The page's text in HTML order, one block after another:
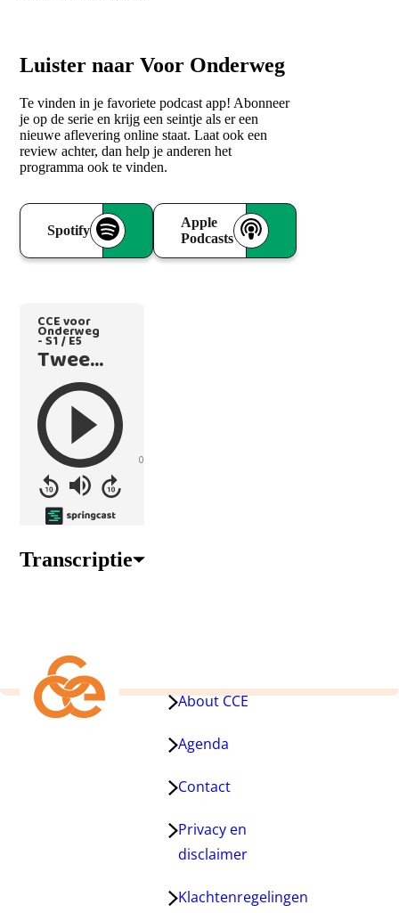
Luister naar Voor Onderweg
Te vinden in je favoriete podcast app! Abonneer
je op de serie en krijg een seintje als er een
nieuwe aflevering online staat. Laat ook een
review achter, dan help je anderen het
programma ook te vinden.
Spotify
Apple
Podcasts
Transcriptie(Tweegesprekken:
About CCE
Agenda
Contact
Privacy en
disclaimer
Klachtenregelingen